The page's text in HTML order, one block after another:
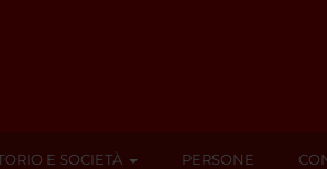
E SOCIETÀ PERSONE